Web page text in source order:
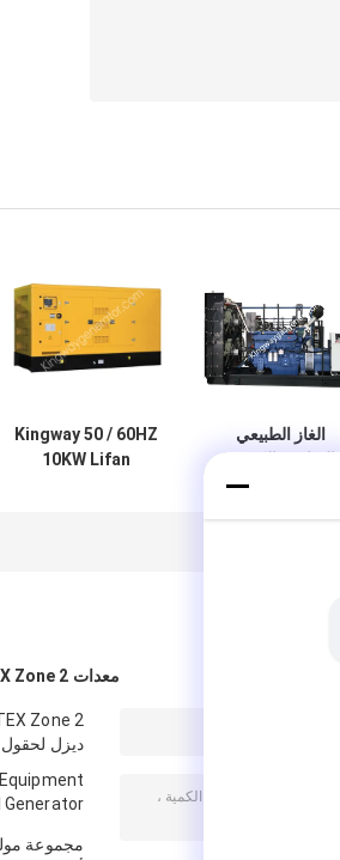
الغاز الطبيعي
400kw مجموعة
Kingway 50 / 60HZ
10KW Lifan
معدات ATEX Zone 2
ديزل لحقول